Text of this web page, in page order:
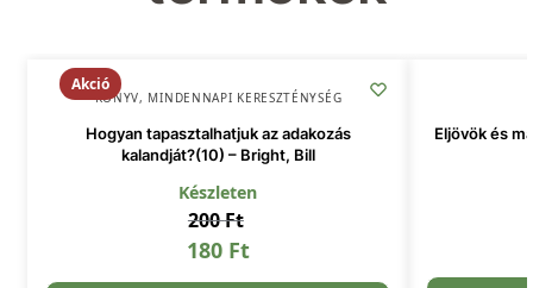
Akció
KÖNYV, MINDENNAPI KERESZTÉNYSÉG
Hogyan tapasztalhatjuk az adakozás
kalandját?(10) – Bright, Bill
Készleten
200Ft
180 Ft
Eljövök és